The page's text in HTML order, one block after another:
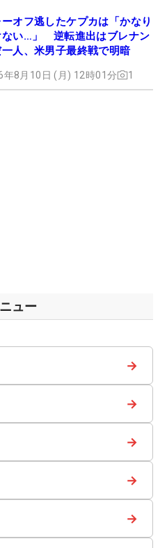
オフ逃したケプカは「かなり
ない…」 逆転進出はブレナン
一人、米男子最終戦で明暗
年8月10日 (月) 12時01分 1
ュー
→
→
→
→
→